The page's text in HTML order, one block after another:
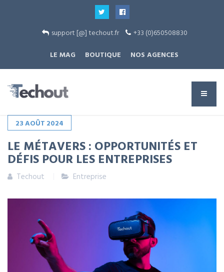
support [@] techout.fr
+33 (0)650508830
LE MAG
BOUTIQUE NOS AGENCES
23AOÛT 2024
LE MÉTAVERS : OPPORTUNITÉS ET
DÉFIS POUR LES ENTREPRISES
Techout Entreprise